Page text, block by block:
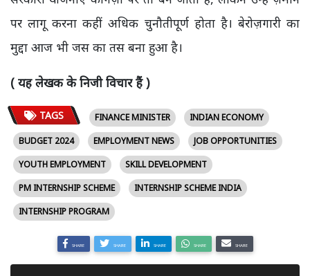
पर लागू करना कहीं अधिक चुनौतीपूर्ण होता है। बेरोज़गारी का
मुद्दा आज भी जस का तस बना हुआ है।
( यह लेखक के निजी विचार हैं )
TAGS FINANCE MINISTER
INDIAN ECONOMY
BUDGET 2024
EMPLOYMENT NEWS
JOB OPPORTUNITIES
YOUTH EMPLOYMENT
SKILL DEVELOPMENT
PM INTERNSHIP SCHEME
INTERNSHIP SCHEME INDIA
INTERNSHIP PROGRAM
SHARE SHARE SHARE SHARE SHARE